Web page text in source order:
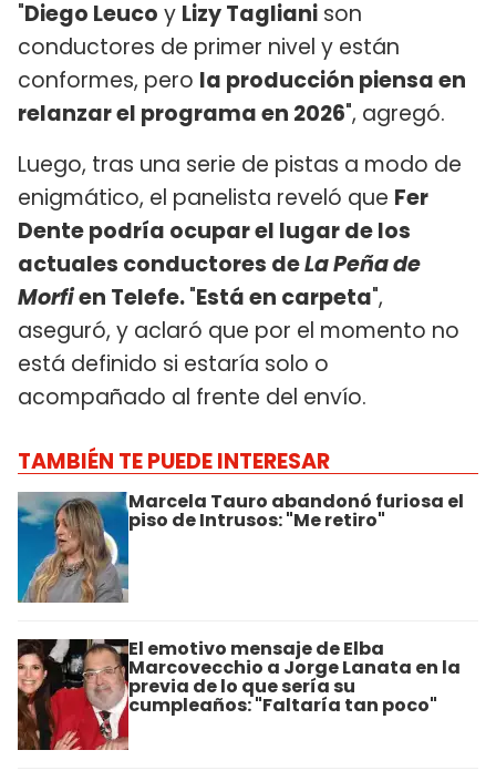
"Diego Leuco y Lizy Tagliani son
conductores de primer nivel y están
conformes, pero la producción piensa en
relanzar el programa en 2026", agregó.
Luego, tras una serie de pistas a modo de
enigmático, el panelista reveló que Fer
Dente podría ocupar el lugar de los
actuales conductores deLa Peña de
Morfien Telefe."Está en carpeta",
aseguró, y aclaró que por el momento no
está definido si estaría solo o
acompañado al frente del envío.
TAMBIÉN TE PUEDE INTERESAR
Marcela Tauro abandonó furiosa el
piso de Intrusos: "Me retiro"
El emotivo mensaje de Elba
Marcovecchio a Jorge Lanata en la
previa de lo que sería su
cumpleaños: "Faltaría tan poco"